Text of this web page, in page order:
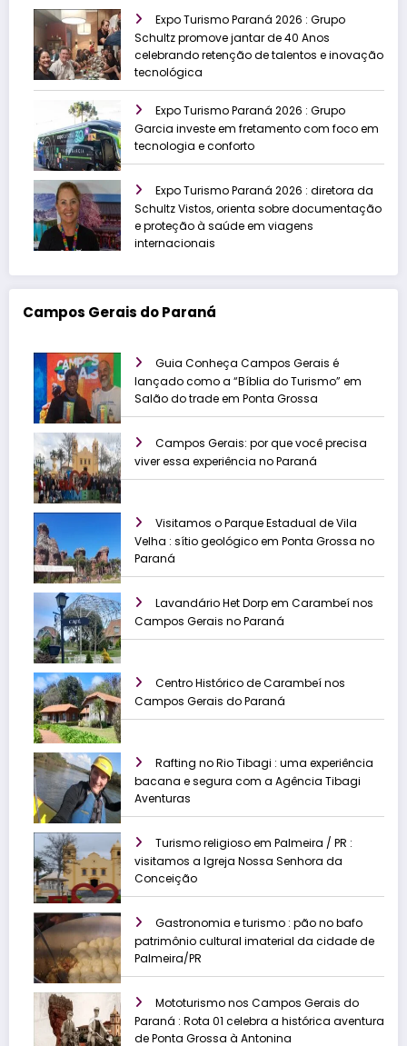
Expo Turismo Paraná 2026 : Grupo
Schultz promove jantar de 40 Anos
celebrando retenção de talentos e inovação
tecnológica
Expo Turismo Paraná 2026 : Grupo
Garcia investe em fretamento com foco em
tecnologia e conforto
Expo Turismo Paraná 2026 : diretora da
Schultz Vistos, orienta sobre documentação
e proteção à saúde em viagens
internacionais
Campos Gerais do Paraná
Guia Conheça Campos Gerais é
lançado como a “Bíblia do Turismo” em
Salão do trade em Ponta Grossa
Campos Gerais: por que você precisa
viver essa experiência no Paraná
Visitamos o Parque Estadual de Vila
Velha : sítio geológico em Ponta Grossa no
Paraná
Lavandário Het Dorp em Carambeí nos
Campos Gerais no Paraná
Centro Histórico de Carambeí nos
Campos Gerais do Paraná
Rafting no Rio Tibagi : uma experiência
bacana e segura com a Agência Tibagi
Aventuras
Turismo religioso em Palmeira / PR :
visitamos a Igreja Nossa Senhora da
Conceição
Gastronomia e turismo : pão no bafo
patrimônio cultural imaterial da cidade de
Palmeira/PR
Mototurismo nos Campos Gerais do
Paraná : Rota 01 celebra a histórica aventura
de Ponta Grossa à Antonina